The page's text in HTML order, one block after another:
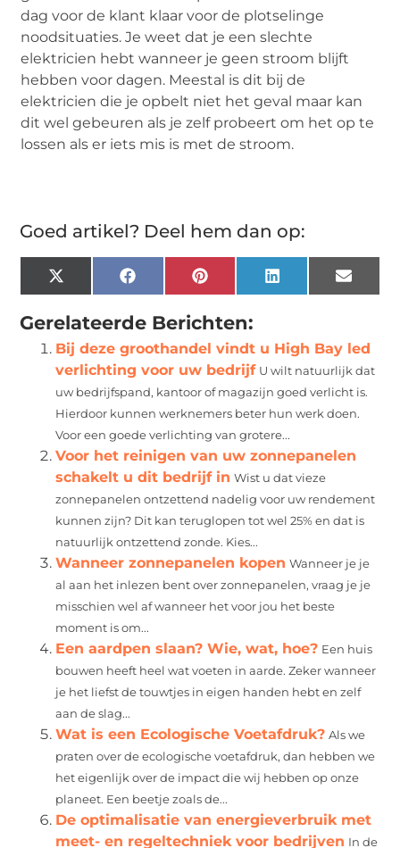
dag voor de klant klaar voor de plotselinge
noodsituaties. Je weet dat je een slechte
elektricien hebt wanneer je geen stroom blijft
hebben voor dagen. Meestal is dit bij de
elektricien die je opbelt niet het geval maar kan
dit wel gebeuren als je zelf probeert om het op te
lossen als er iets mis is met de stroom.
Goed artikel? Deel hem dan op:
X
(Twitter)
FacebookPinterest LinkedIn Email
Gerelateerde Berichten:
Bij deze groothandel vindt u High Bay led
verlichting voor uw bedrijf U wilt natuurlijk dat
uw bedrijfspand, kantoor of magazijn goed verlicht is.
Hierdoor kunnen werknemers beter hun werk doen.
Voor een goede verlichting van grotere...
Voor het reinigen van uw zonnepanelen
schakelt u dit bedrijf in Wist u dat vieze
zonnepanelen ontzettend nadelig voor uw rendement
kunnen zijn? Dit kan teruglopen tot wel 25% en dat is
natuurlijk ontzettend zonde. Kies...
Wanneer zonnepanelen kopen Wanneer je je
al aan het inlezen bent over zonnepanelen, vraag je je
misschien wel af wanneer het voor jou het beste
moment is om...
Een aardpen slaan? Wie, wat, hoe? Een huis
bouwen heeft heel wat voeten in aarde. Zeker wanneer
je het liefst de touwtjes in eigen handen hebt en zelf
aan de slag...
Wat is een Ecologische Voetafdruk? Als we
praten over de ecologische voetafdruk, dan hebben we
het eigenlijk over de impact die wij hebben op onze
planeet. Een beetje zoals de...
De optimalisatie van energieverbruik met
meet- en regeltechniek voor bedrijven In de